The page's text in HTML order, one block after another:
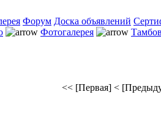
Форум Доска объявлений
Фотогалерея
<< [Первая] <